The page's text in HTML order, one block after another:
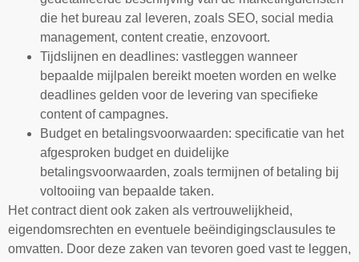
die het bureau zal leveren, zoals SEO, social media
management, content creatie, enzovoort.
Tijdslijnen en deadlines: vastleggen wanneer
bepaalde mijlpalen bereikt moeten worden en welke
deadlines gelden voor de levering van specifieke
content of campagnes.
Budget en betalingsvoorwaarden: specificatie van het
afgesproken budget en duidelijke
betalingsvoorwaarden, zoals termijnen of betaling bij
voltooiing van bepaalde taken.
Het contract dient ook zaken als vertrouwelijkheid,
eigendomsrechten en eventuele beëindigingsclausules te
omvatten. Door deze zaken van tevoren goed vast te leggen,